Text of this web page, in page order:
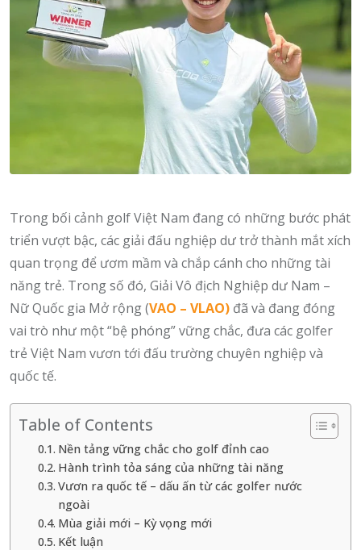
Trong bối cảnh golf Việt Nam đang có những bước phát
triển vượt bậc, các giải đấu nghiệp dư trở thành mắt xích
quan trọng để ươm mầm và chắp cánh cho những tài
năng trẻ. Trong số đó, Giải Vô địch Nghiệp dư Nam –
Nữ Quốc gia Mở rộng (VAO – VLAO) đã và đang đóng
vai trò như một “bệ phóng” vững chắc, đưa các golfer
trẻ Việt Nam vươn tới đấu trường chuyên nghiệp và
quốc tế.
Table of Contents
Nền tảng vững chắc cho golf đỉnh cao
Hành trình tỏa sáng của những tài năng
Vươn ra quốc tế – dấu ấn từ các golfer nước
ngoài
Mùa giải mới – Kỳ vọng mới
Kết luận